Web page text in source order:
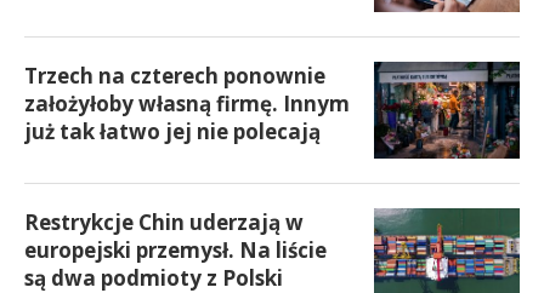
Trzech na czterech ponownie
założyłoby własną firmę. Innym
już tak łatwo jej nie polecają
Restrykcje Chin uderzają w
europejski przemysł. Na liście
są dwa podmioty z Polski